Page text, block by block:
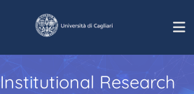
Institutional Research